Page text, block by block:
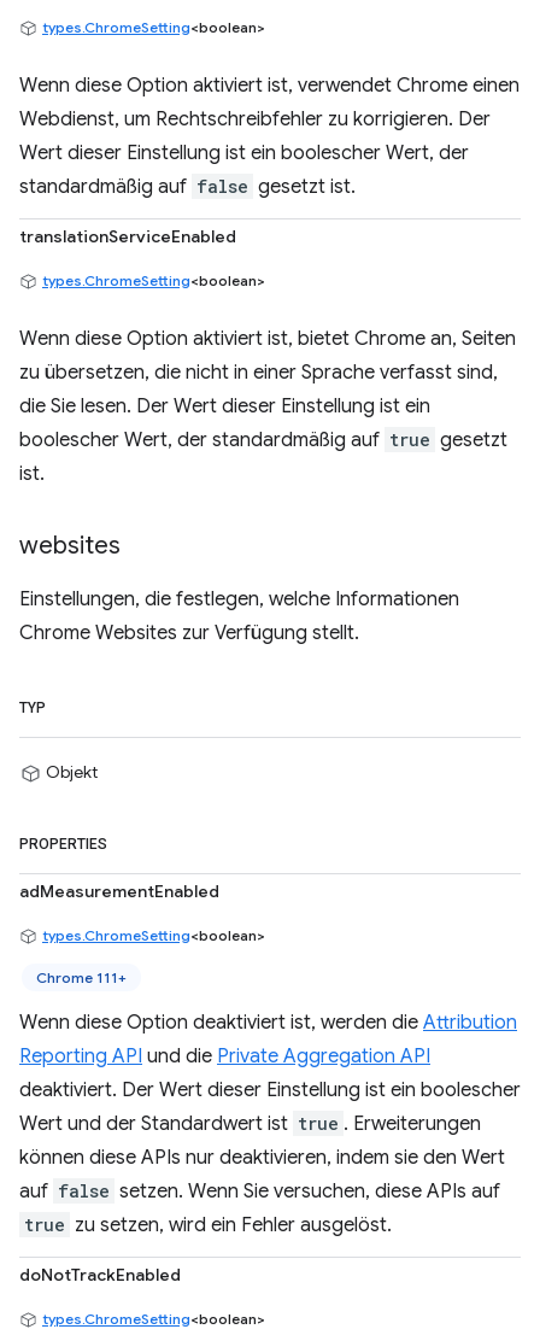
types.ChromeSetting<boolean>
Wenn diese Option aktiviert ist, verwendet Chrome einen
Webdienst, um Rechtschreibfehler zu korrigieren. Der
Wert dieser Einstellung ist ein boolescher Wert, der
standardmäßig auf false gesetzt ist.
translationServiceEnabled
types.ChromeSetting<boolean>
Wenn diese Option aktiviert ist, bietet Chrome an, Seiten
zu übersetzen, die nicht in einer Sprache verfasst sind,
die Sie lesen. Der Wert dieser Einstellung ist ein
boolescher Wert, der standardmäßig auf true gesetzt
ist.
websites
Einstellungen, die festlegen, welche Informationen
Chrome Websites zur Verfügung stellt.
TYP
Objekt
PROPERTIES
adMeasurementEnabled
types.ChromeSetting<boolean>
Chrome 111+
Wenn diese Option deaktiviert ist, werden die Attribution
Reporting API und die Private Aggregation API
deaktiviert. Der Wert dieser Einstellung ist ein boolescher
Wert und der Standardwert ist true . Erweiterungen
können diese APIs nur deaktivieren, indem sie den Wert
auf false setzen. Wenn Sie versuchen, diese APIs auf
true zu setzen, wird ein Fehler ausgelöst.
doNotTrackEnabled
types.ChromeSetting<boolean>